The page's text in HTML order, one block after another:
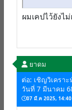
ผมเคปไว้ยังไ
ยาดม
ต่อ: เชิญวิเครา
วันที่ 7 มีนาคม
07 มี.ค 2025, 14:40